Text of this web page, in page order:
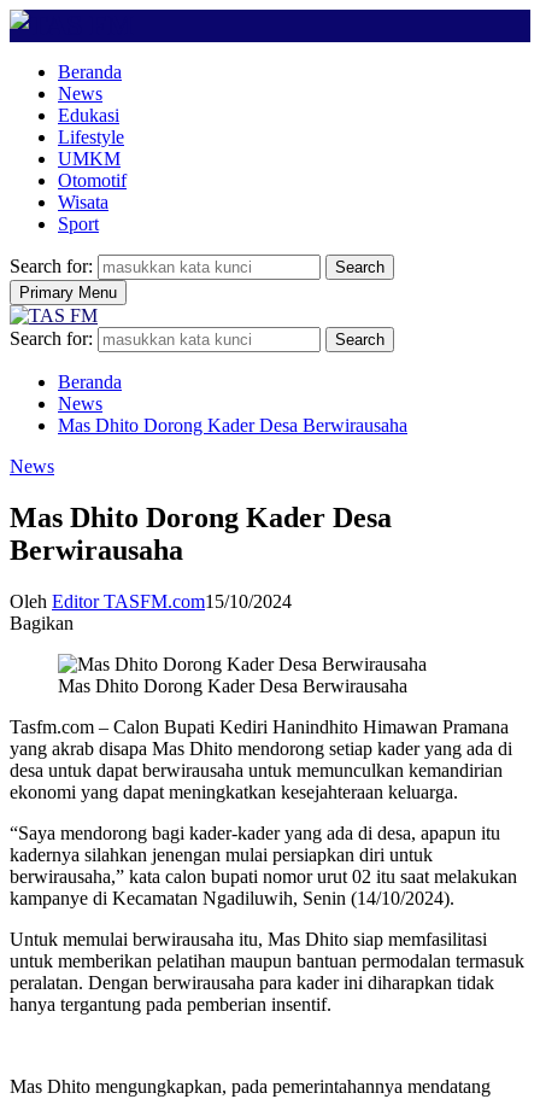
Beranda
News
Edukasi
Lifestyle
UMKM
Otomotif
Wisata
Sport
Search for:
Search
Primary Menu
Search for: Search
Beranda
News
Mas Dhito Dorong Kader Desa Berwirausaha
News
Mas Dhito Dorong Kader Desa
Berwirausaha
Oleh Editor TASFM.com15/10/2024
Bagikan
Mas Dhito Dorong Kader Desa Berwirausaha
Tasfm.com – Calon Bupati Kediri Hanindhito Himawan Pramana
yang akrab disapa Mas Dhito mendorong setiap kader yang ada di
desa untuk dapat berwirausaha untuk memunculkan kemandirian
ekonomi yang dapat meningkatkan kesejahteraan keluarga.
“Saya mendorong bagi kader-kader yang ada di desa, apapun itu
kadernya silahkan jenengan mulai persiapkan diri untuk
berwirausaha,” kata calon bupati nomor urut 02 itu saat melakukan
kampanye di Kecamatan Ngadiluwih, Senin (14/10/2024).
Untuk memulai berwirausaha itu, Mas Dhito siap memfasilitasi
untuk memberikan pelatihan maupun bantuan permodalan termasuk
peralatan. Dengan berwirausaha para kader ini diharapkan tidak
hanya tergantung pada pemberian insentif.
Mas Dhito mengungkapkan, pada pemerintahannya mendatang